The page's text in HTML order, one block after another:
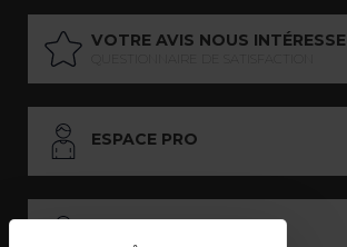
VOTRE AVIS NOUS INTÉRESSE
ESPACE PRO